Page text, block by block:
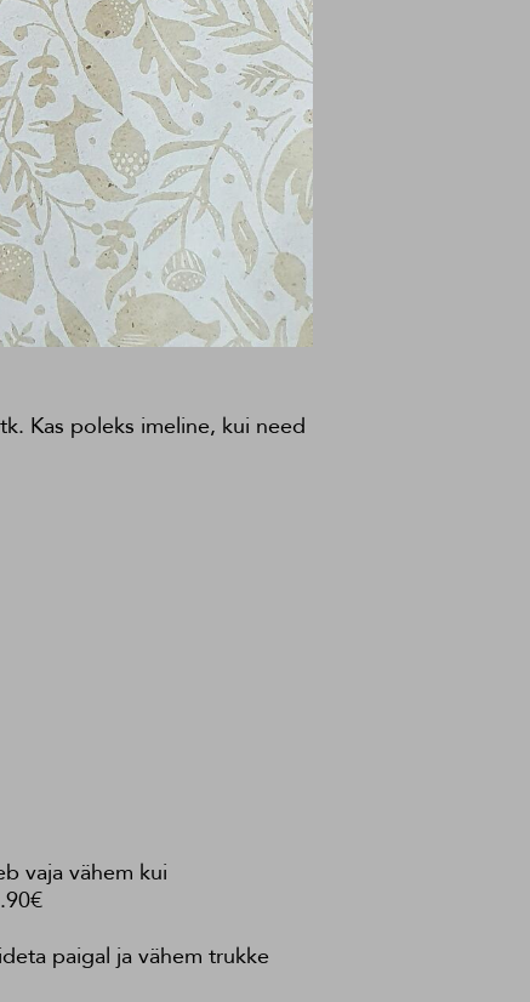
Kas poleks imeline, kui need
vaja vähem kui
paigal ja vähem trukke